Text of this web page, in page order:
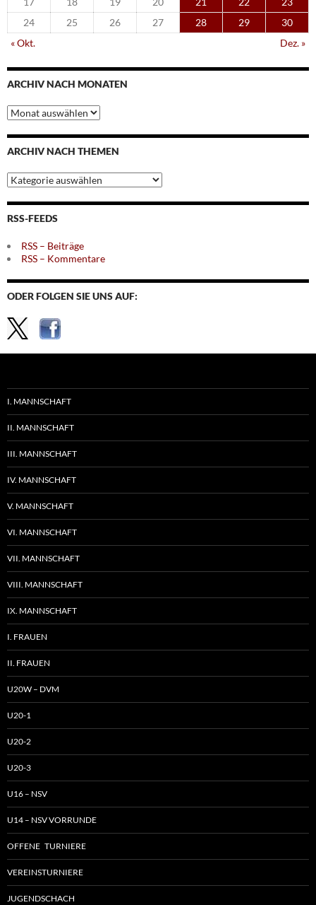
24
25 26 27 28 29
30
« Okt.
Dez. »
ARCHIV NACH MONATEN
Archiv
nach
Monaten
ARCHIV NACH THEMEN
Archiv
nach
Themen
RSS-FEEDS
RSS – Beiträge
RSS – Kommentare
ODER FOLGEN SIE UNS AUF:
I. MANNSCHAFT
II. MANNSCHAFT
III. MANNSCHAFT
IV. MANNSCHAFT
V. MANNSCHAFT
VI. MANNSCHAFT
VII. MANNSCHAFT
VIII. MANNSCHAFT
IX. MANNSCHAFT
I. FRAUEN
II. FRAUEN
U20W – DVM
U20-1
U20-2
U20-3
U16 – NSV
U14 – NSV VORRUNDE
OFFENE TURNIERE
VEREINSTURNIERE
JUGENDSCHACH